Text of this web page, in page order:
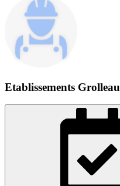
Etablissements Grolleau